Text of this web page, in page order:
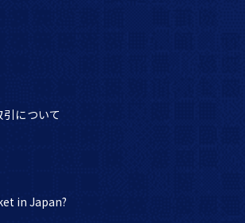
について
in Japan?